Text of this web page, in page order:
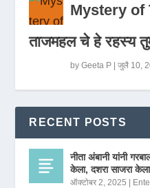
Mystery of
ताजमहल चे हे रहस्य
byGeeta P |जुलै 10,
RECENT POSTS
नीता अंबानी यांनी
केला, दशरा साजरा केला
ऑक्टोबर 2, 2025 |